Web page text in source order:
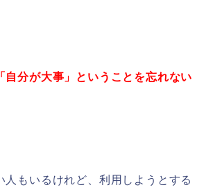
自分が大事」ということを忘れない
人もいるけれど、利用しようとする